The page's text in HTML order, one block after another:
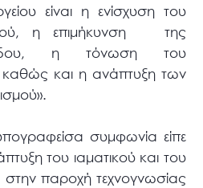
είναι η ενίσχυση του
η επιμήκυνση της
η τόνωση του
καθώς και η ανάπτυξη των
συμφωνία είπε
του ιαματικού και του
στην παροχή τεχνογνωσίας